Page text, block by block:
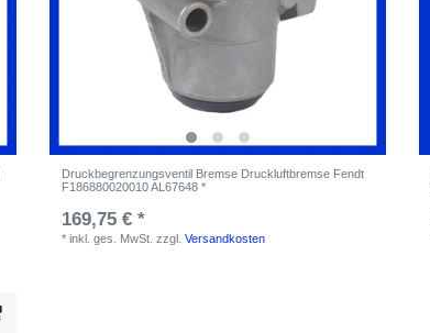
Druckbegrenzungsventil Bremse Druckluftbremse Fendt
F186880020010 AL67648 *
169,75 € *
*inkl. ges. MwSt. zzgl.Versandkosten